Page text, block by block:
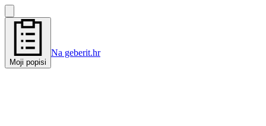
Moji popisi
Na geberit.hr